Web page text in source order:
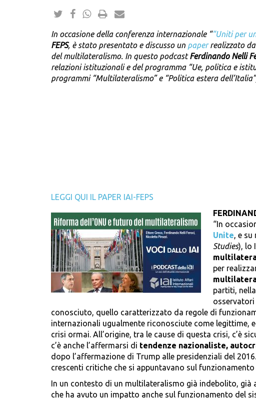
In occasione della conferenza internazionale ““Uniti per
FEPS, è stato presentato e discusso un paperrealizzato da
del multilateralismo. In questo podcastFerdinando Nelli
relazioni istituzionali e del programma “Ue, politica e
programmi “Multilateralismo” e “Politica estera
LEGGI QUI IL PAPER IAI-FEPS
“In
Unite, e su
Studies), lo
per
partiti,
conosciuto, quello caratterizzato da regole di
internazionali ugualmente riconosciute come legittime,
crisi ormai. All’origine, tra le cause di questa crisi, c’è
c’è anche l’affermarsi di tendenze nazionaliste,
dopo l’affermazione di Trump alle presidenziali del
crescenti critiche che si appuntavano sul
In un contesto di un multilateralismo già indebolito, già
che ha avuto un impatto anche sul funzionamento del